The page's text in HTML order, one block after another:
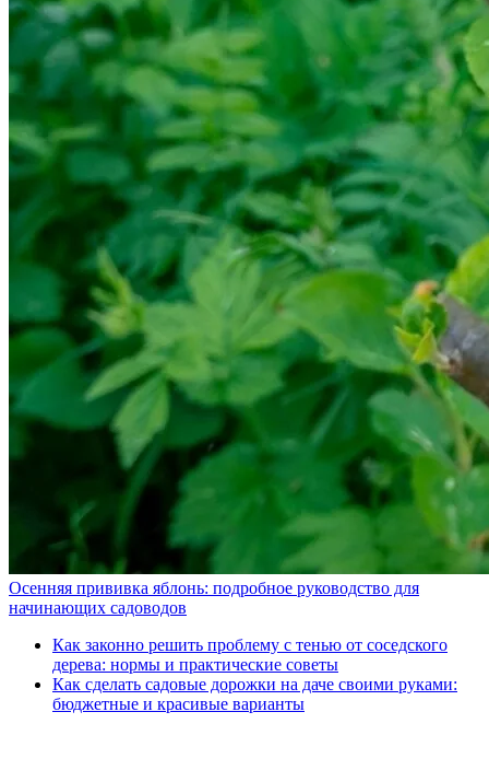
Осенняя прививка яблонь: подробное руководство для
начинающих садоводов
Как законно решить проблему с тенью от соседского
дерева: нормы и практические советы
Как сделать садовые дорожки на даче своими руками:
бюджетные и красивые варианты